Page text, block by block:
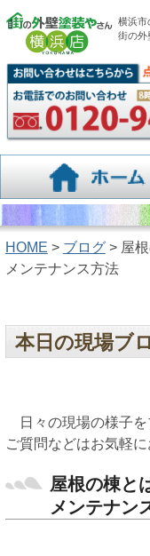
横浜市
街の外
HOME > ブログ> 屋根
メンテナンス方法
本日の現場ブ
日々の現場の様子を
ご質問などはお気軽
屋根の棟と
メンテナン